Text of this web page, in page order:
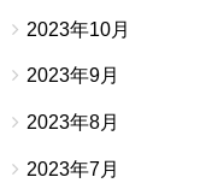
2023年10月
2023年9月
2023年8月
2023年7月